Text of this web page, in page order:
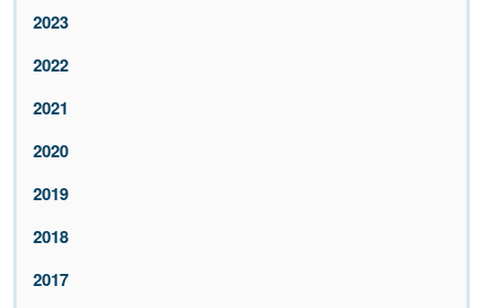
2023
2022
2021
2020
2019
2018
2017